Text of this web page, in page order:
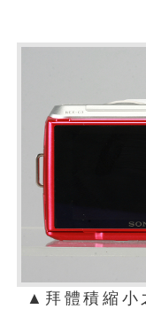
▲拜體積縮小